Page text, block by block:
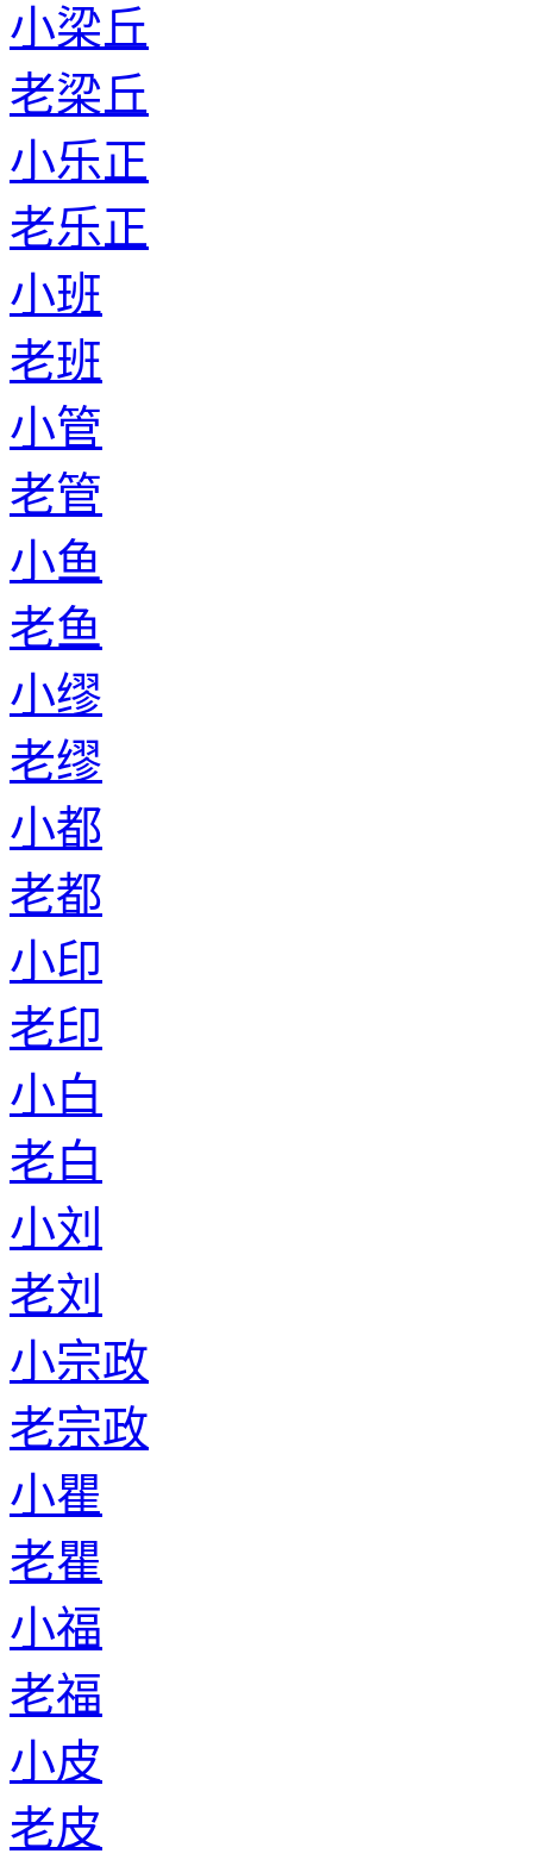
小梁丘
老梁丘
小乐正
老乐正
小班
老班
小管
老管
小鱼
老鱼
小缪
老缪
小都
老都
小印
老印
小白
老白
小刘
老刘
小宗政
老宗政
小瞿
老瞿
小福
老福
小皮
老皮